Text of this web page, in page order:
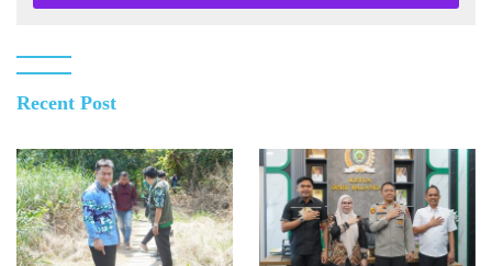
Recent Post